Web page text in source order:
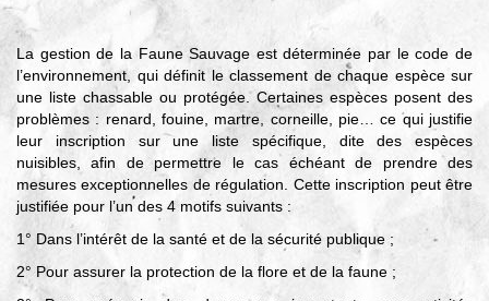
La gestion de la Faune Sauvage est déterminée par le code de
l’environnement, qui définit le classement de chaque espèce sur
une liste chassable ou protégée. Certaines espèces posent des
problèmes : renard, fouine, martre, corneille, pie… ce qui justifie
leur inscription sur une liste spécifique, dite des espèces
nuisibles, afin de permettre le cas échéant de prendre des
mesures exceptionnelles de régulation. Cette inscription peut être
justifiée pour l’un des 4 motifs suivants :
1° Dans l’intérêt de la santé et de la sécurité publique ;
2° Pour assurer la protection de la flore et de la faune ;